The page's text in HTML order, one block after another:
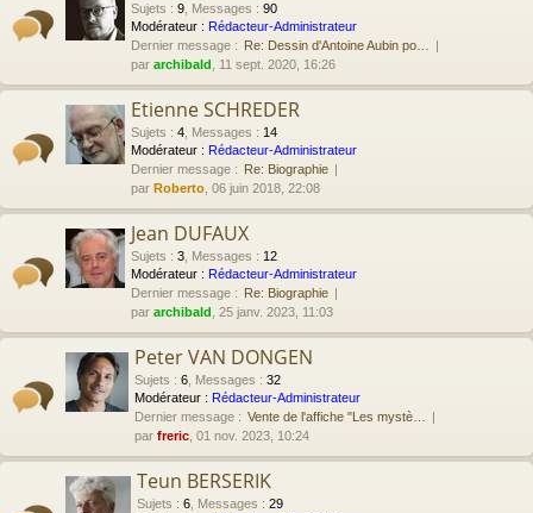
Sujets : 9 Messages : 90
Modérateur : Rédacteur-Administrateur
Dernier message : Re: Dessin d'Antoine Aubin po…
par archibald , 11 sept. 2020, 16:26
Etienne SCHREDER
Sujets : 4 Messages : 14
Modérateur : Rédacteur-Administrateur
Dernier message : Re: Biographie
par Roberto , 06 juin 2018, 22:08
Jean DUFAUX
Sujets : 3 Messages : 12
Modérateur : Rédacteur-Administrateur
Dernier message : Re: Biographie
par archibald , 25 janv. 2023, 11:03
Peter VAN DONGEN
Sujets : 6 Messages : 32
Modérateur : Rédacteur-Administrateur
Dernier message : Vente de l'affiche "Les mystè…
par freric , 01 nov. 2023, 10:24
Teun BERSERIK
Sujets : 6 Messages : 29